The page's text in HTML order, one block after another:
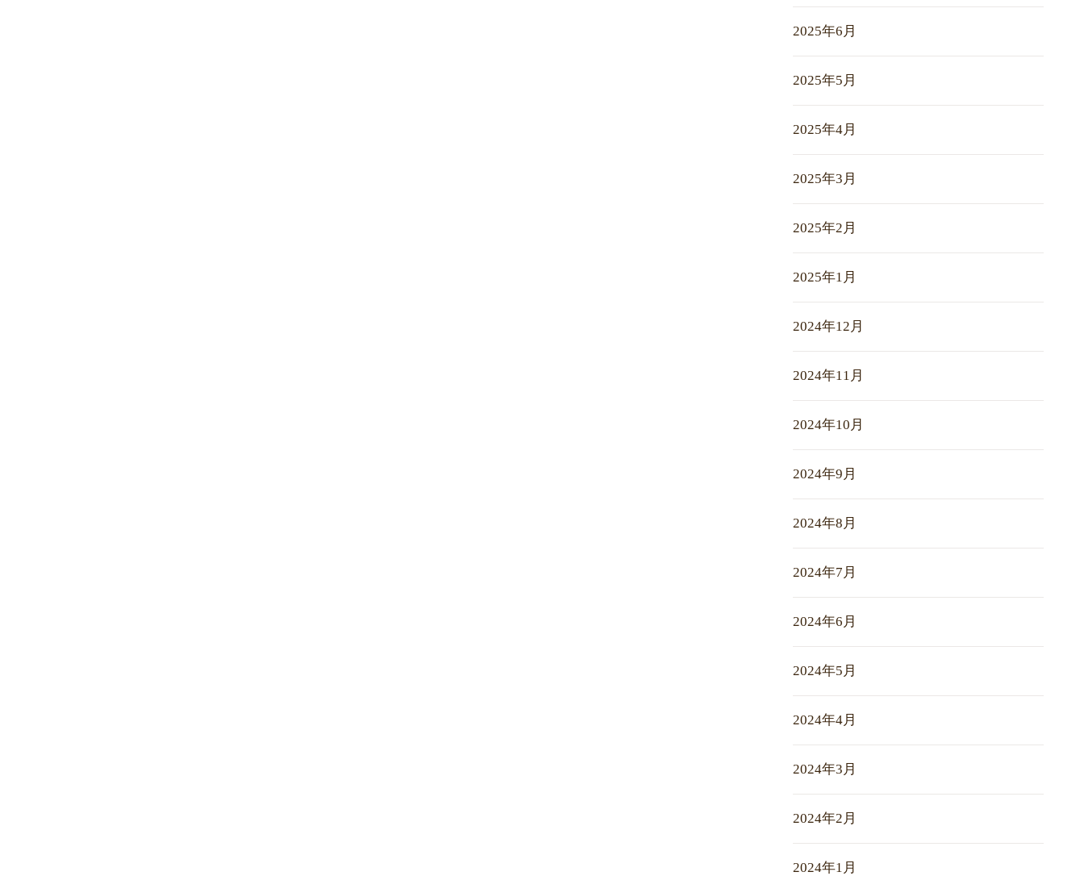
2025年6月
2025年5月
2025年4月
2025年3月
2025年2月
2025年1月
2024年12月
2024年11月
2024年10月
2024年9月
2024年8月
2024年7月
2024年6月
2024年5月
2024年4月
2024年3月
2024年2月
2024年1月